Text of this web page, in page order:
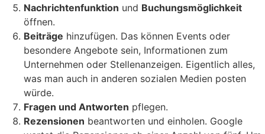
Nachrichtenfunktion und Buchungsmöglichkeit
öffnen.
Beiträge hinzufügen. Das können Events oder
besondere Angebote sein, Informationen zum
Unternehmen oder Stellenanzeigen. Eigentlich alles,
was man auch in anderen sozialen Medien posten
würde.
Fragen und Antworten pflegen.
Rezensionen beantworten und einholen. Google